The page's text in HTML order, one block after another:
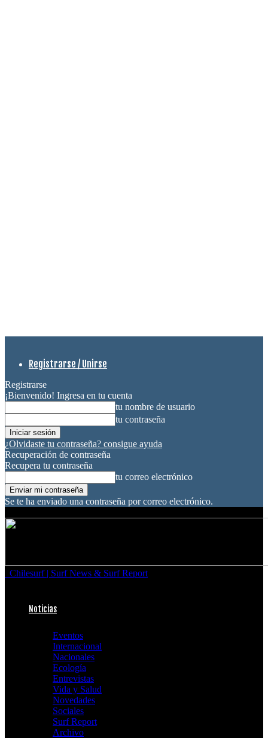
Registrarse / Unirse
Registrarse
¡Bienvenido! Ingresa en tu cuenta
tu nombre de usuario
tu contraseña
¿Olvidaste tu contraseña? consigue ayuda
Recuperación de contraseña
Recupera tu contraseña
tu correo electrónico
Se te ha enviado una contraseña por correo electrónico.
Chilesurf | Surf News & Surf Report
Noticias
Eventos
Internacional
Nacionales
Ecología
Entrevistas
Vida y Salud
Novedades
Sociales
Surf Report
Archivo